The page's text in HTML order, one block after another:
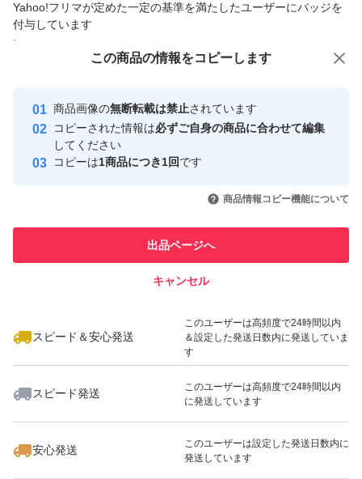
但しサポート期間終了に伴いダウンロードサービスも終了
しております。
委託者のほうで以前のサポート期間中に認証の必要ないバ
とで同梱します。
それを使用すればインターネットに接続せずにインストー
ルできます
※対応表はPhotoshopですがCS～CS6までまとめられて
YAHOO簡単決済
領収書が必要な方は匿名取引ですので落札後に領収書の宛
名を連絡ください
※発送後の領収書依頼はご遠慮ください
※品名はPCソフトと記載します
Yahoo!フリマが定めた一定の基準を満たしたユーザーにバッジを
付与しています
安心取引出品者
取引実績
取引実績◯+
このユーザーはYahoo!フリマの取
引を完了させた実績があります
での取引実績があります
スピード&安心発送
※このバッジは実績に基づく表示であり、発送を保証しているものではあり
スピード＆安心発送
このユーザーは高頻度で24時間以内
＆設定した発送日数内に発送していま
す
スピード発送
このユーザーは高頻度で24時間以内
に発送しています
安心発送
このユーザーは設定した発送日数内に
発送しています
商品への質問からの値下げ交渉、不適切なカテゴリ変更依頼は禁止です
この商品の情報をコピーします
商品画像の無断転載は禁止されています
コピーされた情報は必ずご自身の商品に合わせて編集
してください
コピーは1商品につき1回です
商品情報コピー機能について
出品ページへ
キャンセル
この商品をみている人にオススメ